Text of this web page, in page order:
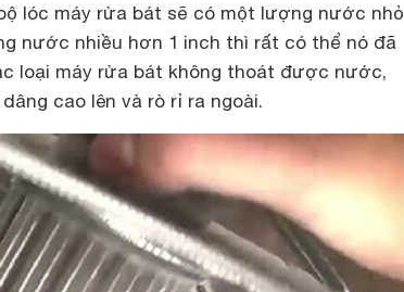
lóc máy rửa bát sẽ có một lượng nước nhỏ
nước nhiều hơn 1 inch thì rất có thể nó đã
loại máy rửa bát không thoát được nước,
cao lên và rò rỉ ra ngoài.